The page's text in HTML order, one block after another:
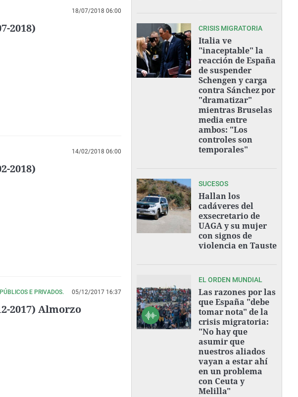
18/07/2018 06:00
2018)
14/02/2018 06:00
2018)
E PRIVADOS. 05/12/2017 16:37
2017) Almorzo
CRISIS MIGRATORIA
Italia ve
"inaceptable" la
reacción de España
de suspender
Schengen y carga
contra Sánchez por
"dramatizar"
mientras Bruselas
media entre
ambos: "Los
controles son
temporales"
SUCESOS
Hallan los
cadáveres del
exsecretario de
UAGA y su mujer
con signos de
violencia en Tauste
EL ORDEN MUNDIAL
Las razones por las
que España "debe
tomar nota" de la
crisis migratoria:
"No hay que
asumir que
nuestros aliados
vayan a estar ahí
en un problema
con Ceuta y
Melilla"